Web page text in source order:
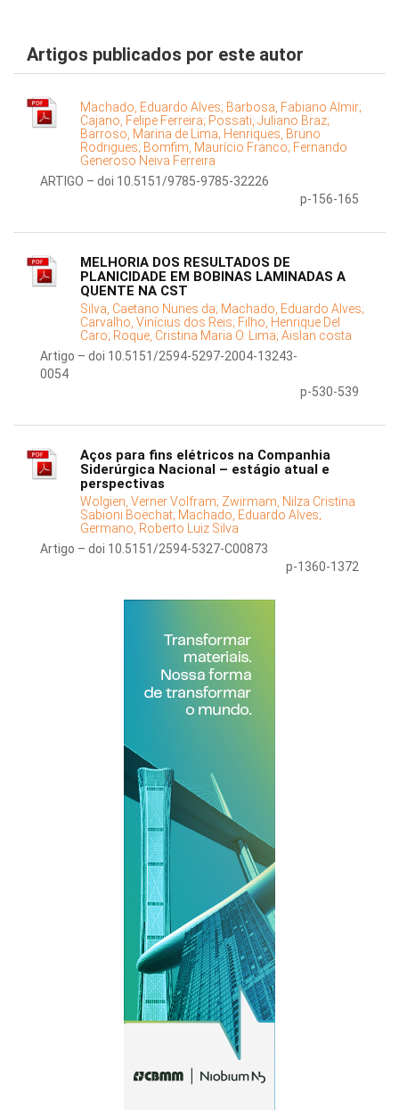
Artigos publicados por este autor
Machado, Eduardo Alves; Barbosa, Fabiano Almir;
Cajano, Felipe Ferreira; Possati, Juliano Braz;
Barroso, Marina de Lima; Henriques, Bruno
Rodrigues; Bomfim, Maurício Franco; Fernando
Generoso Neiva Ferreira
ARTIGO – doi 10.5151/9785-9785-32226
p-156-165
MELHORIA DOS RESULTADOS DE
PLANICIDADE EM BOBINAS LAMINADAS A
QUENTE NA CST
Silva, Caetano Nunes da; Machado, Eduardo Alves;
Carvalho, Vinícius dos Reis; Filho, Henrique Del
Caro; Roque, Cristina Maria O. Lima; Aislan costa
Artigo – doi 10.5151/2594-5297-2004-13243-
0054
p-530-539
Aços para fins elétricos na Companhia
Siderúrgica Nacional – estágio atual e
perspectivas
Wolgien, Verner Volfram; Zwirmam, Nilza Cristina
Sabioni Boëchat; Machado, Eduardo Alves;
Germano, Roberto Luiz Silva
Artigo – doi 10.5151/2594-5327-C00873
p-1360-1372